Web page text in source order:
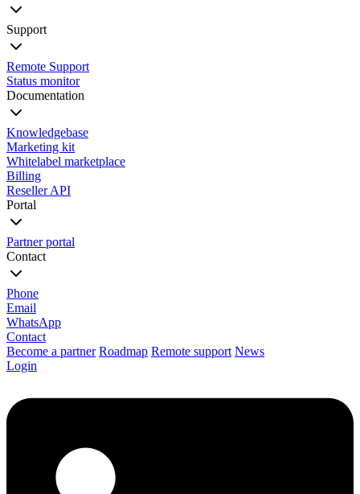
Support
Remote Support
Status monitor
Documentation
Knowledgebase
Marketing kit
Whitelabel marketplace
Billing
Reseller API
Portal
Partner portal
Contact
Phone
Email
WhatsApp
Contact
Become a partner Roadmap Remote support News
Login